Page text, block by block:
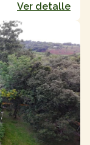
Ver detalle